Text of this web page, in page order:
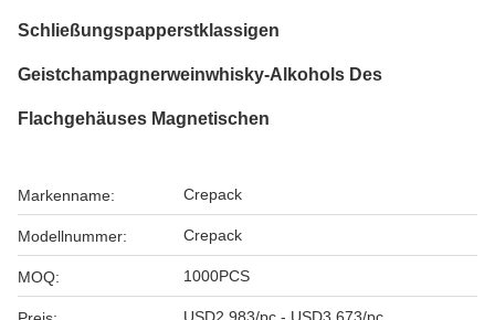
Schließungspapperstklassigen
Geistchampagnerweinwhisky-Alkohols Des
Flachgehäuses Magnetischen
Markenname: Crepack
Modellnummer: Crepack
MOQ: 1000PCS